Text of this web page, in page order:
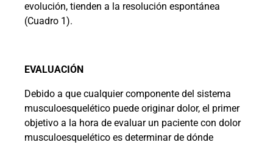
evolución, tienden a la resolución espontánea
(Cuadro 1).
EVALUACIÓN
Debido a que cualquier componente del sistema
musculoesquelético puede originar dolor, el primer
objetivo a la hora de evaluar un paciente con dolor
musculoesquelético es determinar de dónde